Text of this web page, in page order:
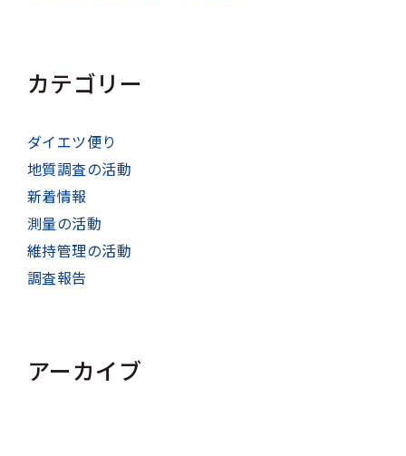
カテゴリー
ダイエツ便り
地質調査の活動
新着情報
測量の活動
維持管理の活動
調査報告
アーカイブ